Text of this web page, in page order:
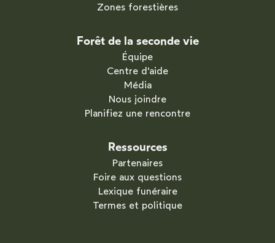
Zones forestières
Forêt de la seconde vie
Équipe
Centre d'aide
Média
Nous joindre
Planifiez une rencontre
Ressources
Partenaires
Foire aux questions
Lexique funéraire
Termes et politique